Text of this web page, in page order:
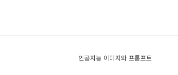
인공지능 이미지와 프롬프트